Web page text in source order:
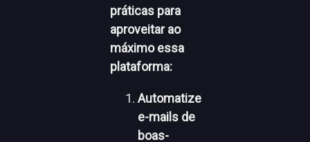
práticas para
aproveitar ao
máximo essa
plataforma:
Automatize
e-mails de
boas-